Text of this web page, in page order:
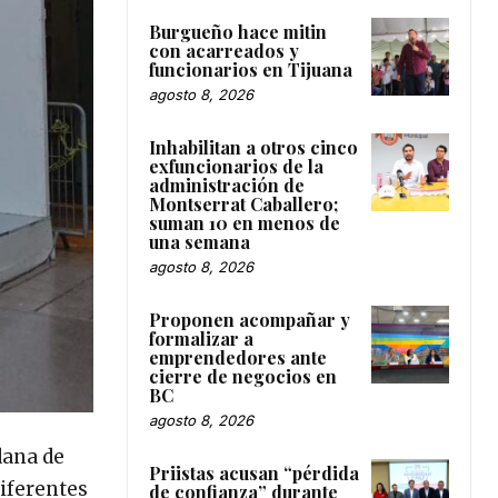
de
Burgueño hace mitin
con acarreados y
funcionarios en Tijuana
agosto 8, 2026
Inhabilitan a otros cinco
exfuncionarios de la
administración de
Montserrat Caballero;
suman 10 en menos de
una semana
agosto 8, 2026
Proponen acompañar y
formalizar a
emprendedores ante
cierre de negocios en
BC
agosto 8, 2026
Priistas acusan “pérdida
de confianza” durante